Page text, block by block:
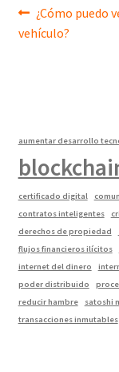
de
Entrada
anterior:
¿Cómo puedo
vehículo?
aumentar desarrollo
certificado digital
contratos inteligentes
derechos de propiedad
flujos financieros ilícitos
internet del dinero
poder distribuido
reducir hambre
satoshi
transacciones inmutables